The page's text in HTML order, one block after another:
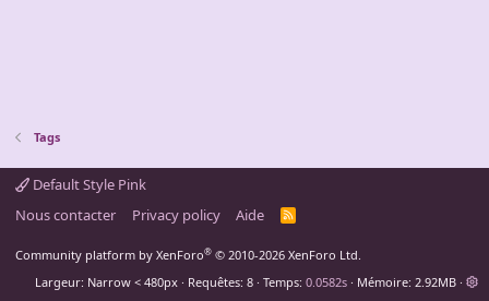
Tags
Default Style Pink
Nous contacter
Privacy policy Aide
R
Community platform by XenForo® © 2010-2026 XenForo Ltd.
Largeur
Requêtes 8 Temps 0.0582s Mémoire 2.92MB